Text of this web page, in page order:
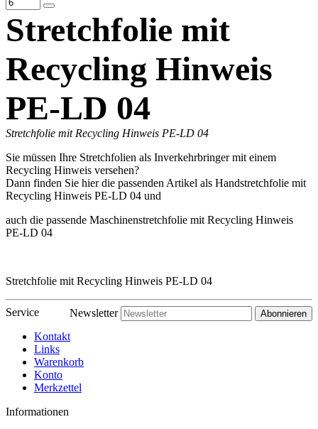
Stretchfolie mit
Recycling Hinweis
PE-LD 04
Stretchfolie mit Recycling Hinweis PE-LD 04
Sie müssen Ihre Stretchfolien als Inverkehrbringer mit einem
Recycling Hinweis versehen?
Dann finden Sie hier die passenden Artikel als Handstretchfolie mit
Recycling Hinweis PE-LD 04 und
auch die passende Maschinenstretchfolie mit Recycling Hinweis
PE-LD 04
Stretchfolie mit Recycling Hinweis PE-LD 04
Newsletter Abonnieren
Service
Kontakt
Links
Warenkorb
Konto
Merkzettel
Informationen